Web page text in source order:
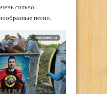
сильно
песни.